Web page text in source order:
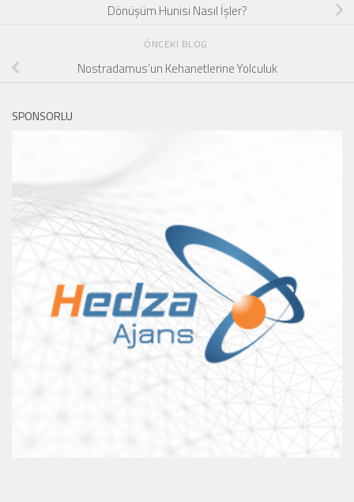
Dönüşüm Hunisi Nasıl İşler?
ÖNCEKI BLOG
Nostradamus’un Kehanetlerine Yolculuk
SPONSORLU